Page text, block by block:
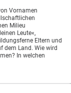
Vornamen
Milieu
Leute«,
Eltern und
dem Land. Wie wird
In welchen